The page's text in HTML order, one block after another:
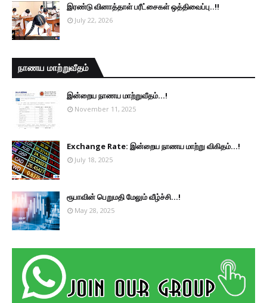
இரண்டு வினாத்தாள் பரீட்சைகள் ஒத்திவைப்பு..!!
July 22, 2026
நாணய மாற்றுவீதம்
இன்றைய நாணய மாற்றுவீதம்...!
November 11, 2025
Exchange Rate: இன்றைய நாணய மாற்று விகிதம்...!
July 18, 2025
ரூபாவின் பெறுமதி மேலும் வீழ்ச்சி...!
May 28, 2025